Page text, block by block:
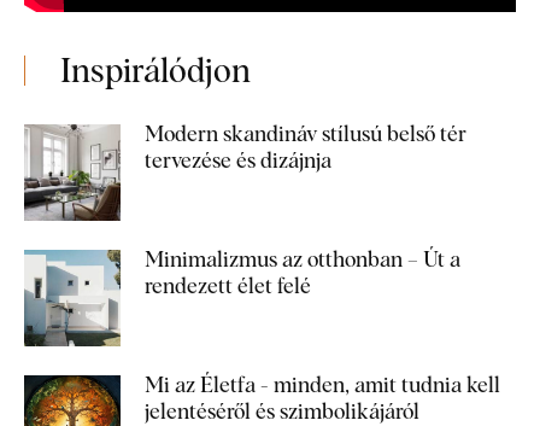
Inspirálódjon
Modern skandináv stílusú belső tér
tervezése és dizájnja
Minimalizmus az otthonban – Út a
rendezett élet felé
Mi az Életfa - minden, amit tudnia kell
jelentéséről és szimbolikájáról